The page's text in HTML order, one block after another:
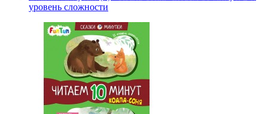
уровень сложности